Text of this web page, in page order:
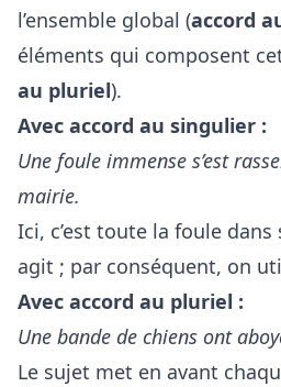
l’ensemble global (accord
éléments qui composent
au pluriel).
Avec accord au singulier :
Une foule immense s’est
mairie.
Ici, c’est toute la foule
agit ; par conséquent, on
Avec accord au pluriel :
Une bande de chiens ont
Le sujet met en avant